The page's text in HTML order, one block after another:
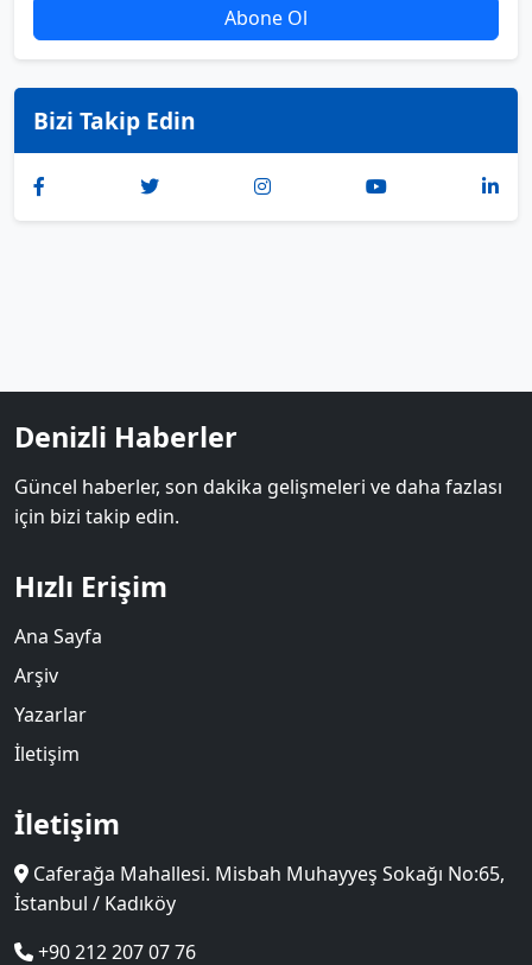
Abone Ol
Bizi Takip Edin
Denizli Haberler
Güncel haberler, son dakika gelişmeleri ve daha fazlası
için bizi takip edin.
Hızlı Erişim
Ana Sayfa
Arşiv
Yazarlar
İletişim
İletişim
Caferağa Mahallesi. Misbah Muhayyeş Sokağı No:65,
İstanbul / Kadıköy
+90 212 207 07 76